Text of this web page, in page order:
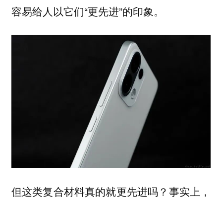
容易给人以它们“更先进”的印象。
但这类复合材料真的就更先进吗？事实上，